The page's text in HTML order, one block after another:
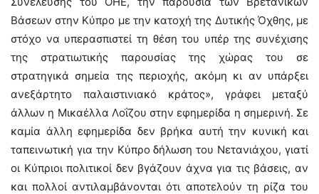
Βάσεων στην Κύπρο με την κατοχή της Δυτικής Όχθης, με
στόχο να υπερασπιστεί τη θέση του υπέρ της συνέχισης
της στρατιωτικής παρουσίας της χώρας του σε
στρατηγικά σημεία της περιοχής, ακόμη κι αν υπάρξει
ανεξάρτητο παλαιστινιακό κράτος», γράφει μεταξύ
άλλων η Μικαέλλα Λοΐζου στην εφημερίδα η σημερινή. Σε
καμία άλλη εφημερίδα δεν βρήκα αυτή την κυνική και
ταπεινωτική για την Κύπρο δήλωση του Νετανιάχου, γιατί
οι Κύπριοι πολιτικοί δεν βγάζουν άχνα για τις βάσεις, αν
και πολλοί αντιλαμβάνονται ότι αποτελούν τη ρίζα του